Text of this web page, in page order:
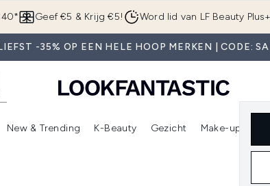
Overslaan naar de hoofdinhoud
Geef €5 & Krijg €5! Word lid van LF Beauty Plus+
-35% OP EEN HELE HOOP MERKEN | CODE:
Enter submenu (Merken) Enter submenu (Beauty Box)
New & Trending
Enter submenu (New & Trending)
K-Beauty
Enter submenu (K-Beauty)
Gezicht Make-up